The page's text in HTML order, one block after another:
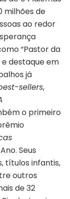
milhões de
ao redor
“Pastor da
e destaque em
já
sellers,
o primeiro
Seus
títulos infantis,
outros
de 32